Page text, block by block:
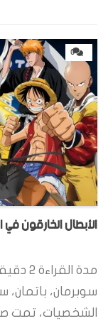
0
الأبطال الخارقون
مدة القراءة 2
سوبرمان، باتمان،
الشخصيات، تمت